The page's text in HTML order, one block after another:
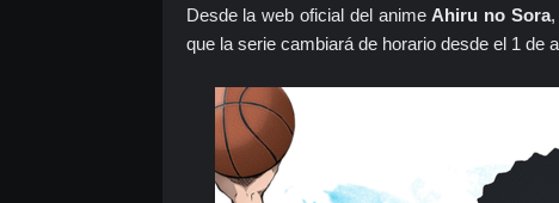
Desde la web oficial del animeAhiru no Sora,
que la serie cambiará de horario desde el 1 de